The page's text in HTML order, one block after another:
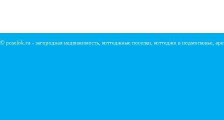
© poselok.ru - загородная недвижимость, коттеджные поселки, коттеджи в подмосковье,